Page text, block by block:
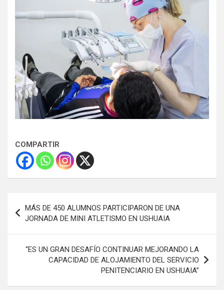
COMPARTIR
Navegación
de
entradas
MÁS DE 450 ALUMNOS PARTICIPARON DE UNA
JORNADA DE MINI ATLETISMO EN USHUAIA
“ES UN GRAN DESAFÍO CONTINUAR MEJORANDO LA
CAPACIDAD DE ALOJAMIENTO DEL SERVICIO
PENITENCIARIO EN USHUAIA”